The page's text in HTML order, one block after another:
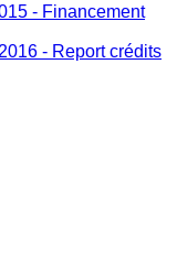
- Financement
- Report crédits